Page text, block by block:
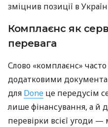
зміцнив позиції в
Комплаєнс як
перевага
Слово «комплаєнс» часто
додатковими
для Done це передусім
лише фінансування, а й
перевірки всієї угоди